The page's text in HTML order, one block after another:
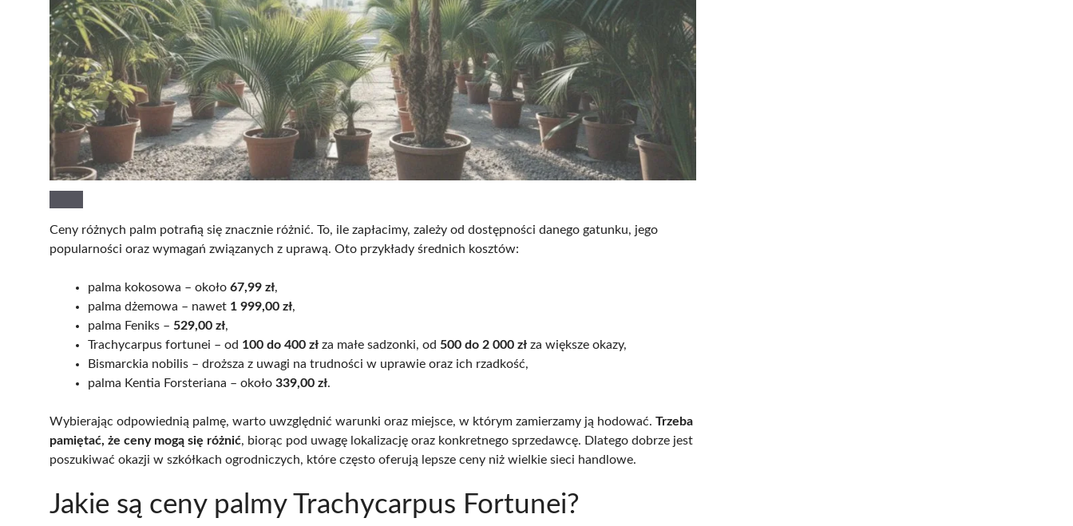
Ceny różnych palm potrafią się znacznie różnić. To, ile zapłacimy, zależy od dostępności danego gatunku, jego
popularności oraz wymagań związanych z uprawą. Oto przykłady średnich kosztów:
palma kokosowa – około 67,99 zł,
palma dżemowa – nawet 1 999,00 zł,
palma Feniks – 529,00 zł,
Trachycarpus fortunei – od 100 do 400 zł za małe sadzonki, od 500 do 2 000 zł za większe okazy,
Bismarckia nobilis – droższa z uwagi na trudności w uprawie oraz ich rzadkość,
palma Kentia Forsteriana – około 339,00 zł.
Wybierając odpowiednią palmę, warto uwzględnić warunki oraz miejsce, w którym zamierzamy ją hodować. Trzeba
pamiętać, że ceny mogą się różnić, biorąc pod uwagę lokalizację oraz konkretnego sprzedawcę. Dlatego dobrze jest
poszukiwać okazji w szkółkach ogrodniczych, które często oferują lepsze ceny niż wielkie sieci handlowe.
Jakie są ceny palmy Trachycarpus Fortunei?